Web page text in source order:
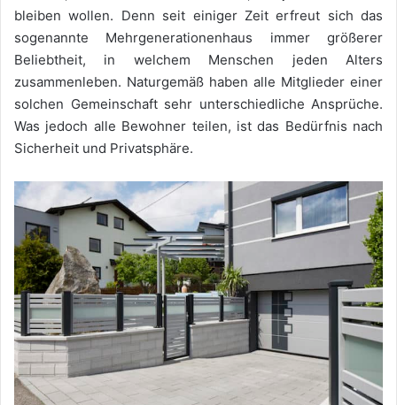
bleiben wollen. Denn seit einiger Zeit erfreut sich das
sogenannte Mehrgenerationenhaus immer größerer
Beliebtheit, in welchem Menschen jeden Alters
zusammenleben. Naturgemäß haben alle Mitglieder einer
solchen Gemeinschaft sehr unterschiedliche Ansprüche.
Was jedoch alle Bewohner teilen, ist das Bedürfnis nach
Sicherheit und Privatsphäre.